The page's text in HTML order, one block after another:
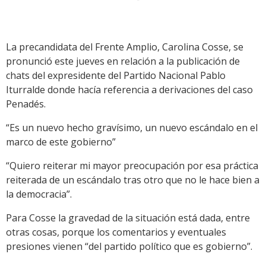
La precandidata del Frente Amplio, Carolina Cosse, se
pronunció este jueves en relación a la publicación de
chats del expresidente del Partido Nacional Pablo
Iturralde donde hacía referencia a derivaciones del caso
Penadés.
“Es un nuevo hecho gravísimo, un nuevo escándalo en el
marco de este gobierno”
“Quiero reiterar mi mayor preocupación por esa práctica
reiterada de un escándalo tras otro que no le hace bien a
la democracia”.
Para Cosse la gravedad de la situación está dada, entre
otras cosas, porque los comentarios y eventuales
presiones vienen “del partido político que es gobierno”.